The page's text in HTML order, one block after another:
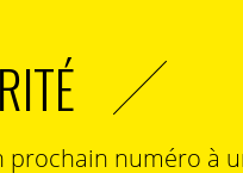
prochain numéro à